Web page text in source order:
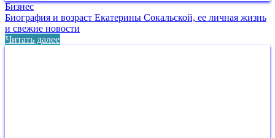
Бизнес
Биография и возраст Екатерины Сокальской, ее личная жизнь
и свежие новости
Читать далее